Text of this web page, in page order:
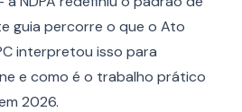
guia percorre o que o Ato
interpretou isso para
e como é o trabalho prático
2026.